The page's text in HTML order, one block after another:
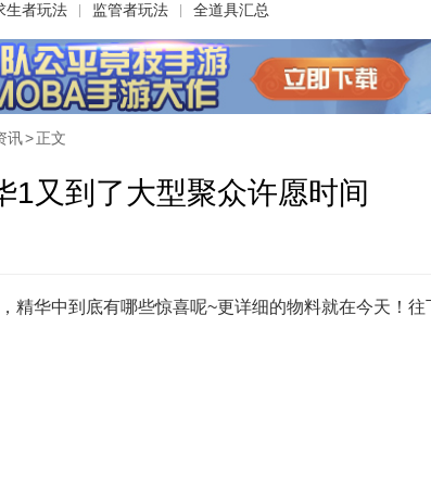
生者玩法 监管者玩法 全道具汇总
讯>正文
1又到了大型聚众许愿时间
精华中到底有哪些惊喜呢~更详细的物料就在今天！往